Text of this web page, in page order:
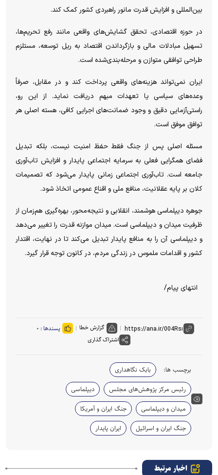
بین‌المللی و افزایش قدرت مانور راهبردی کشور کمک کند.
در حوزه اقتصادی، تحقق گشایش‌های واقعی مانند رفع تحریم‌ها،
تسهیل مبادلات مالی و بازگرداندن اقتصاد به ریل توسعه، مستلزم
طراحی توافقی متوازن و مرحله‌بندی‌شده است.
ایران نمی‌تواند هزینه‌های واقعی پرداخت کند و در مقابل، صرفاً
وعده‌های سیاسی یا تعهدات مبهم دریافت نماید. از این رو،
راستی‌آزمایی دقیق و وجود ضمانت‌های اجرایی کافی، هسته اصلی هر
توافق موفق است.
مسئله اصلی پس از جنگ فقط حفظ امنیت نیست، بلکه تبدیل
فضای همگرایی فعلی به سرمایه اجتماعی پایدار و افزایش تاب‌آوری
جامعه است. تاب‌آوری اجتماعی زمانی پایدار می‌شود که تصمیمات
کلان بر پایه عقلانیت، منافع ملی و اقناع عمومی اتخاذ شود.
جوهره دیپلماسی هوشمند، انقلابی و نتیجه‌محور، بهره‌گیری هم‌زمان از
ظرفیت میدان و دیپلماسی است. میدان موازنه قدرت را تغییر می‌دهد
و دیپلماسی آن را به منافع پایدار تبدیل می‌کند تا در نهایت، اقتدار
کشور و اقدامات ملموس در زندگی مردم، در کانون توجه قرار گیرد.
انتهای پیام/
گزارش خطا پسندها : ۰
اشتراک گذاری
برچسب ها:
بابک نگاهداری
رئیس مرکز پژوهش‌های مجلس
دیپلماسی
میدان و دیپلماسی
جنگ ایران و آمریکا
جنگ ایران و اسرائیل
ایران پایدار
اخبار مرتبط